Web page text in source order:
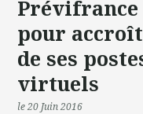
Prévifrance
pour
de ses
virtuels
le 20 Juin 2016